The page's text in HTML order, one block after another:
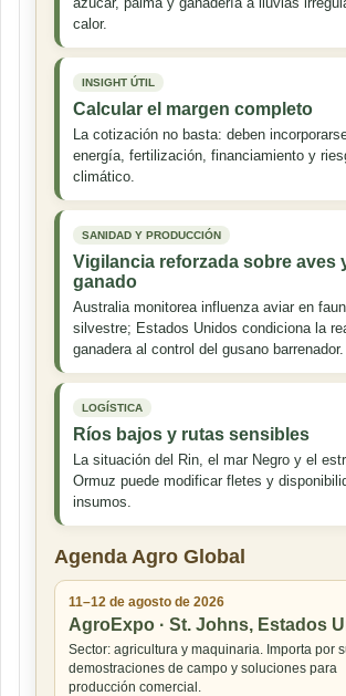
calor.
INSIGHT ÚTIL
Calcular el margen completo
La cotización no basta: deben
energía, fertilización, financiamiento y
climático.
SANIDAD Y PRODUCCIÓN
Vigilancia reforzada sobre aves
ganado
Australia monitorea influenza aviar en
silvestre; Estados Unidos condiciona la
ganadera al control del gusano barrenador.
LOGÍSTICA
Ríos bajos y rutas sensibles
La situación del Rin, el mar Negro y el
Ormuz puede modificar fletes y
insumos.
Agenda Agro Global
11–12 de agosto de 2026
AgroExpo · St. Johns, Estados
Sector: agricultura y maquinaria. Importa por
demostraciones de campo y soluciones para
producción comercial.